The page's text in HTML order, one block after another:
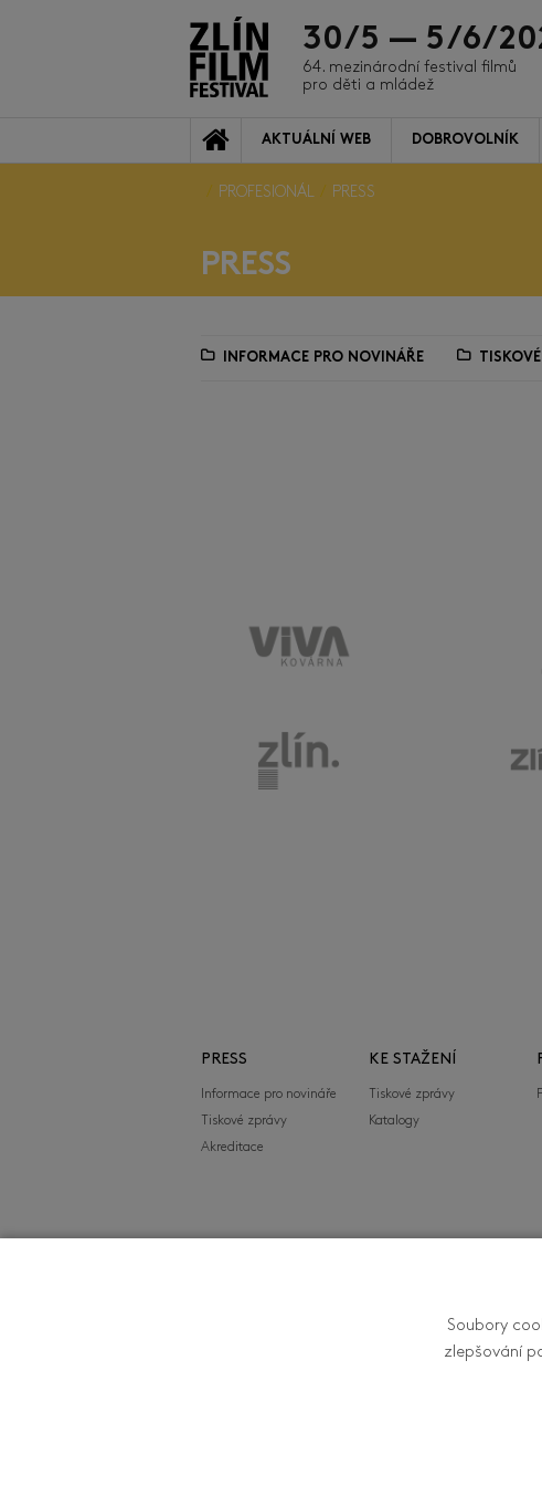
30/5 — 5/6/
64. mezinárodní festival filmů
pro děti a mládež
AKTUÁLNÍ WEB DOBROVOLNÍK
PROFESIONÁL PRESS
PRESS
INFORMACE PRO NOVINÁŘE
PRESS
Informace pro novináře
Tiskové zprávy
Akreditace
KE STAŽENÍ
Tiskové zprávy
Katalogy
FILMFEST, s.r.o.
Zlín Film Festival -
Soubory
zlepšování